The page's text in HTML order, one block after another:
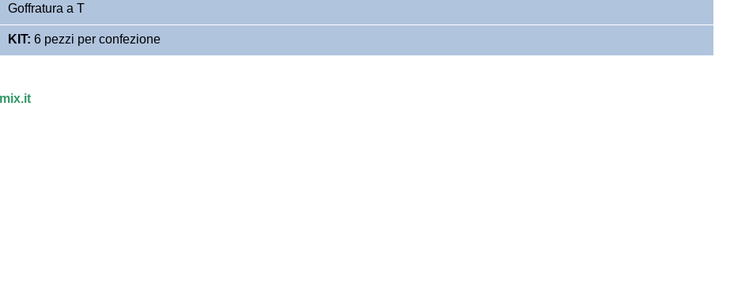
Goffratura a T
KIT: 6 pezzi per confezione